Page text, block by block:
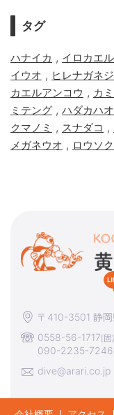
タグ
ハナイカ , イロカエ
イウオ , ヒレナガネ
カエルアンコウ , カ
ミテング , ハダカハ
クマノミ , スナダコ ,
メガネウオ , ロウソ
〒410-3501 静
0558-56-1717[固
090-2235-7246
dive@arari.co.jp